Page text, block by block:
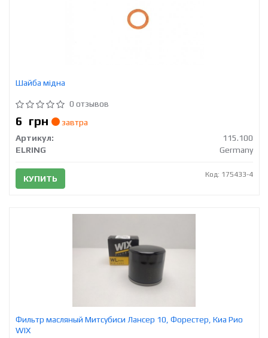
Шайба мідна
0 отзывов
6 грн
завтра
Артикул:
115.100
ELRING
Germany
КУПИТЬ Код: 175433-4
Фильтр масляный Митсубиси Лансер 10, Форестер, Киа Рио
WIX